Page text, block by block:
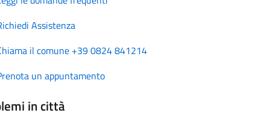
Assistenza
il comune +39 0824 841214
un appuntamento
in città